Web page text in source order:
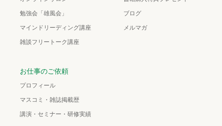
勉強会「雄風会」
マインドリーディング講座
雑談フリートーク講座
ブログ
メルマガ
お仕事のご依頼
プロフィール
マスコミ・雑誌掲載歴
講演・セミナー・研修実績